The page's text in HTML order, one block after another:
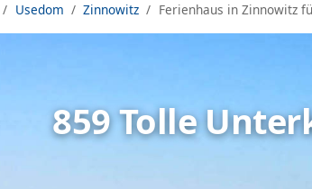
Usedom Zinnowitz Ferienhaus in Zinnowitz
859 Tolle